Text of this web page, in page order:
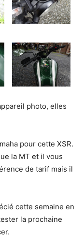
photo, elles
pour cette XSR.
la MT et il vous
de tarif mais il
cette semaine en
la prochaine